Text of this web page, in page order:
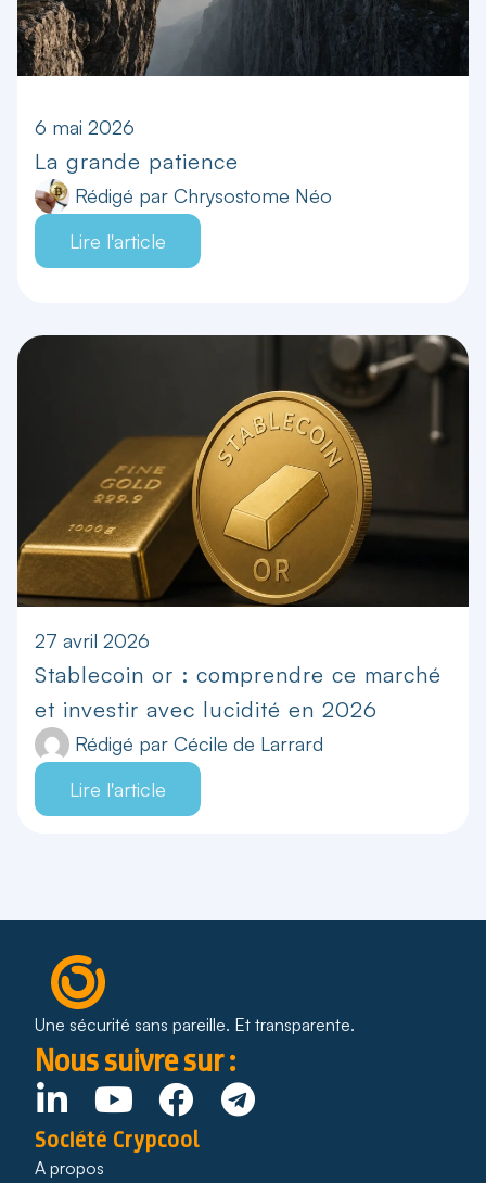
6 mai 2026
La grande patience
Rédigé par Chrysostome Néo
Lire l'article
27 avril 2026
Stablecoin or : comprendre ce marché
et investir avec lucidité en 2026
Rédigé par Cécile de Larrard
Lire l'article
Une sécurité sans pareille. Et transparente.
Nous suivre sur :
Société Crypcool
A propos